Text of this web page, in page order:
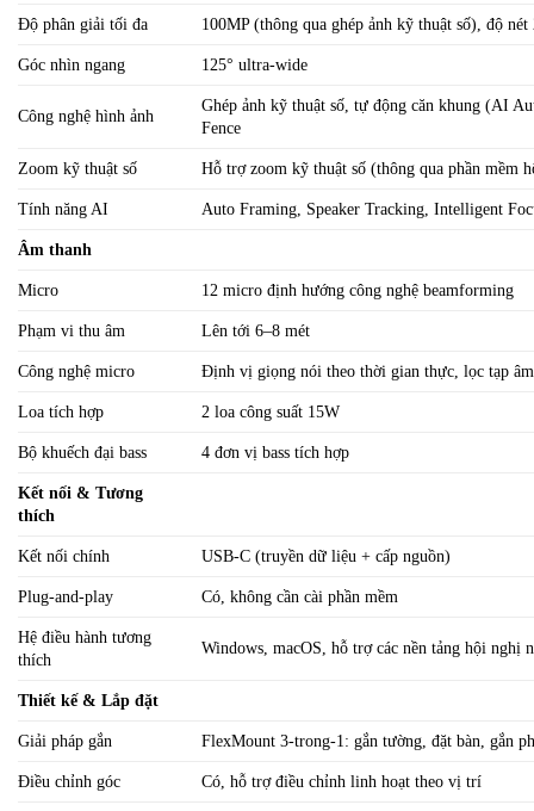
Độ phân giải tối đa 100MP (thông qua ghép ảnh kỹ thuật số), độ
Góc nhìn ngang 125° ultra-wide
Công nghệ hình ảnh
Ghép ảnh kỹ thuật số, tự động căn khung (AI
Fence
Zoom kỹ thuật số Hỗ trợ zoom kỹ thuật số (thông qua phần mềm
Tính năng AI Auto Framing, Speaker Tracking, Intelligent
Âm thanh
Micro 12 micro định hướng công nghệ beamforming
Phạm vi thu âm Lên tới 6–8 mét
Công nghệ micro Định vị giọng nói theo thời gian thực, lọc tạp
Loa tích hợp 2 loa công suất 15W
Bộ khuếch đại bass 4 đơn vị bass tích hợp
Kết nối & Tương
thích
Kết nối chính USB-C (truyền dữ liệu + cấp nguồn)
Plug-and-play Có, không cần cài phần mềm
Hệ điều hành tương
thích
Windows, macOS, hỗ trợ các nền tảng hội nghị
Thiết kế & Lắp đặt
Giải pháp gắn FlexMount 3-trong-1: gắn tường, đặt bàn, gắn
Điều chỉnh góc Có, hỗ trợ điều chỉnh linh hoạt theo vị trí